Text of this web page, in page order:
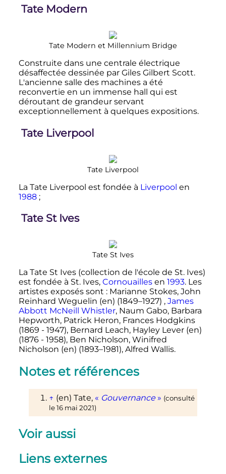
Tate Modern
Tate Modern et Millennium Bridge
Construite dans une centrale électrique
désaffectée dessinée par Giles Gilbert Scott.
L'ancienne salle des machines a été
reconvertie en un immense hall qui est
déroutant de grandeur servant
exceptionnellement à quelques expositions.
Tate Liverpool
Tate Liverpool
La Tate Liverpool est fondée à Liverpool en
1988 ;
Tate St Ives
Tate St Ives
La Tate St Ives (collection de l'école de St. Ives)
est fondée à St. Ives, Cornouaillesen 1993. Les
artistes exposés sont : Marianne Stokes, John
Reinhard Weguelin (en) (1849–1927) , James
Abbott McNeill Whistler, Naum Gabo, Barbara
Hepworth, Patrick Heron, Frances Hodgkins
(1869 - 1947), Bernard Leach, Hayley Lever (en)
(1876 - 1958), Ben Nicholson, Winifred
Nicholson (en) (1893–1981), Alfred Wallis.
Notes et références
↑ (en) Tate, « Gouvernance » (consulté
le16 mai 2021)
Voir aussi
Liens externes